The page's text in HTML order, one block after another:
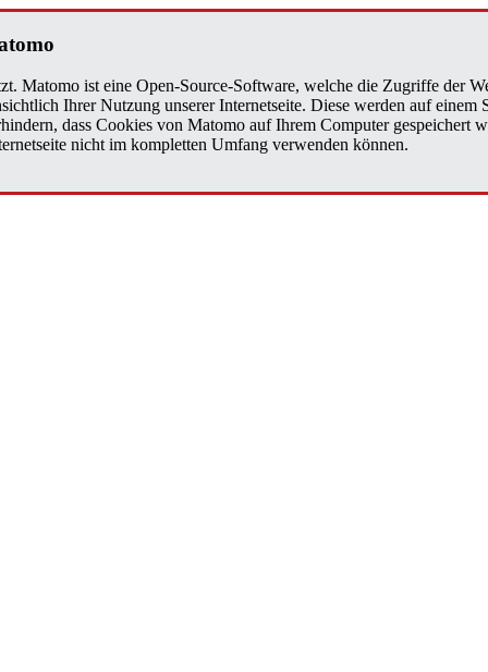
Matomo ist eine Open-Source-Software, welche die Zugriffe der
Ihrer Nutzung unserer Internetseite. Diese werden auf
dass Cookies von Matomo auf Ihrem Computer gespeichert
nicht im kompletten Umfang verwenden können.